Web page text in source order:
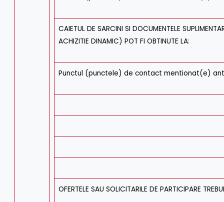
CAIETUL DE SARCINI SI DOCUMENTELE
ACHIZITIE DINAMIC) POT FI OBTINUTE LA:
Punctul (punctele) de contact mentionat(e)
OFERTELE SAU SOLICITARILE DE PARTICIPARE